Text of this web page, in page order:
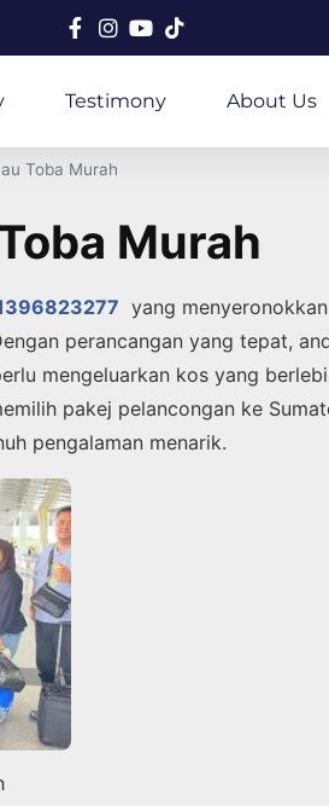
Testimony About Us
Toba Murah
Murah
yang
perancangan yang tepat,
mengeluarkan kos yang
pakej pelancongan ke
pengalaman menarik.